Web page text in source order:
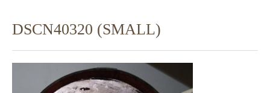
DSCN40320 (SMALL)